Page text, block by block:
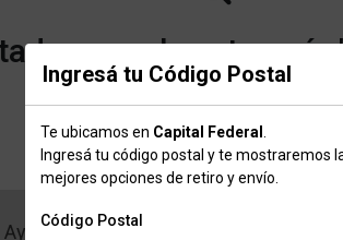
Ingresá tu Código Postal
Te ubicamos en Capital Federal
Ingresá tu código postal y te mostraremos
mejores opciones de retiro y envío.
Código Postal
para la categoría
Volver a la página de inicio
Ayuda